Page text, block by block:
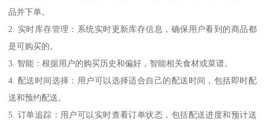
品并下单。
2. 实时库存管理：系统实时更新库存信息，确保用户看到的商品都
是可购买的。
3. 智能：根据用户的购买历史和偏好，智能相关食材或菜谱。
4. 配送时间选择：用户可以选择适合自己的配送时间，包括即时配
送和预约配送。
5. 订单追踪：用户可以实时查看订单状态，包括配送进度和预计送